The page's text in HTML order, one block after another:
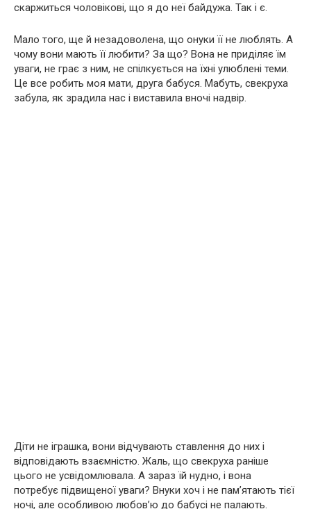
скаржиться чоловікові, що я до неї байдужа. Так і є.
Мало того, ще й незадоволена, що онуки її не люблять. А
чому вони мають її любити? За що? Вона не приділяє їм
уваги, не грає з ним, не спілкується на їхні улюблені теми.
Це все робить моя мати, друга бабуся. Мабуть, свекруха
забула, як зрадила нас і виставила вночі надвір.
Діти не іграшка, вони відчувають ставлення до них і
відповідають взаємністю. Жаль, що свекруха раніше
цього не усвідомлювала. А зараз їй нудно, і вона
потребує підвищеної уваги? Внуки хоч і не пам’ятають тієї
ночі, але особливою любов’ю до бабусі не палають.